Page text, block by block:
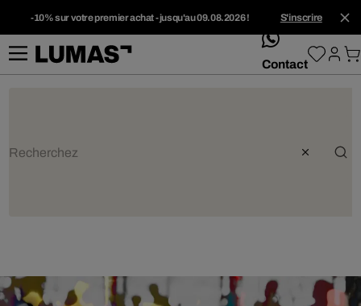
-10% sur votre premier achat - jusqu'au 09.08.2026 ! S'inscrire
whatsApp
Contact